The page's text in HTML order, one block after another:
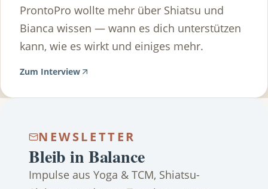
ProntoPro wollte mehr über Shiatsu und
Bianca wissen — wann es dich unterstützen
kann, wie es wirkt und einiges mehr.
Zum Interview
NEWSLETTER
Bleib in Balance
Impulse aus Yoga & TCM, Shiatsu-